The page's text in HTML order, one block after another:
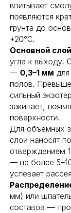
впитывает
появляются
грунта до
+20°С.
Основной
угла к выходу.
— 0,3–1 мм
полов.
сильный
закипает,
поверхности.
Для объёмных
слои наносят
отверждением
— не более
успевает
мм) или
составов —